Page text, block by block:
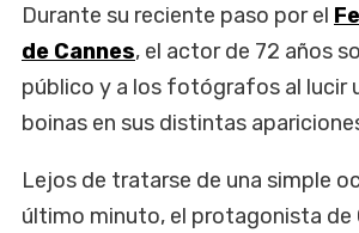
Durante su reciente paso por el
de Cannes, el actor de 72 años
público y a los fotógrafos al lucir
boinas en sus distintas
Lejos de tratarse de una simple
último minuto, el protagonista de